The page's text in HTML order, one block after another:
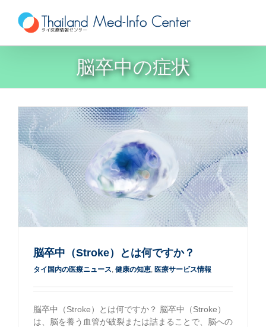
content
脳卒中の症状
脳卒中（Stroke）とは何ですか？
タイ国内の医療ニュース 健康の知恵 医療サービス情報
脳卒中（Stroke）とは何ですか？ 脳卒中（Stroke）
は、脳を養う血管が破裂または詰まることで、脳への